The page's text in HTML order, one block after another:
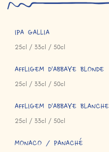
IPA GALLIA
25cl / 33cl / 50cl
AFFLIGEM D'ABBAYE BLONDE
25cl / 33cl / 50cl
AFFLIGEM D'ABBAYE BLANCHE
25cl / 33cl / 50cl
MONACO / PANACHÉ